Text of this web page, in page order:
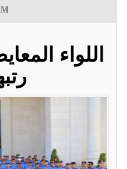
اللواء